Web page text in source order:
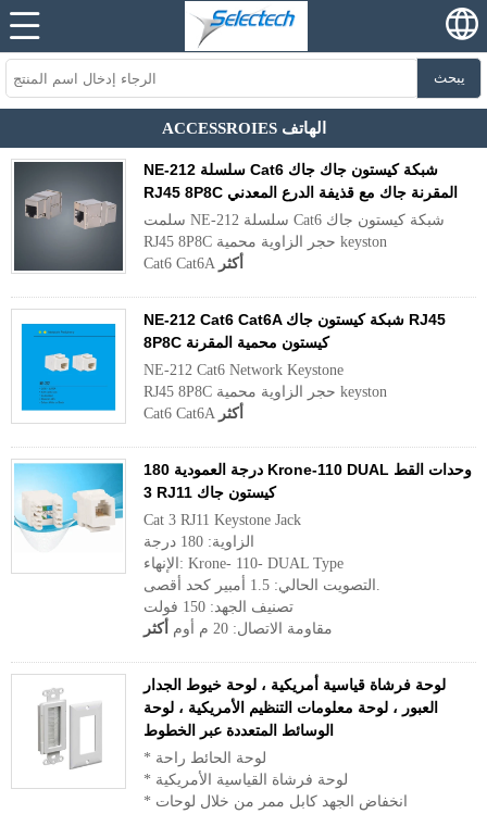
يبحث
ACCESSROIES الهاتف
NE-212 سلسلة Cat6 شبكة كيستون جاك جاك
RJ45 8P8C المقرنة جاك مع قذيفة الدرع المعدني
سلمت NE-212 سلسلة Cat6 شبكة كيستون جاك
RJ45 8P8C حجر الزاوية محمية keyston
Cat6 Cat6A أكثر
NE-212 Cat6 Cat6A شبكة كيستون جاك RJ45
8P8C كيستون محمية المقرنة
NE-212 Cat6 Network Keystone
RJ45 8P8C حجر الزاوية محمية keyston
Cat6 Cat6A أكثر
180 درجة العمودية Krone-110 DUAL وحدات القط
3 RJ11 كيستون جاك
Cat 3 RJ11 Keystone Jack
الزاوية: 180 درجة
الإنهاء: Krone- 110- DUAL Type
التصويت الحالي: 1.5 أمبير كحد أقصى.
تصنيف الجهد: 150 فولت
مقاومة الاتصال: 20 م أوم
أكثر
لوحة فرشاة قياسية أمريكية ، لوحة خيوط الجدار
العبور ، لوحة معلومات التنظيم الأمريكية ، لوحة
الوسائط المتعددة عبر الخطوط
* لوحة الحائط راحة
* لوحة فرشاة القياسية الأمريكية
* انخفاض الجهد كابل ممر من خلال لوحات